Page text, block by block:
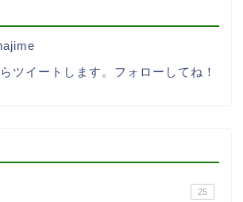
ツイートします。フォローしてね！
25